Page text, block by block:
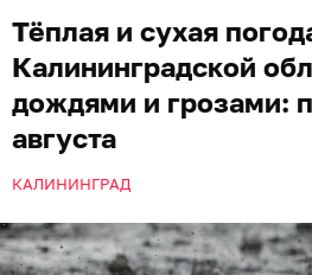
Тёплая и сухая
Калининградской
дождями и грозами:
августа
КАЛИНИНГРАД